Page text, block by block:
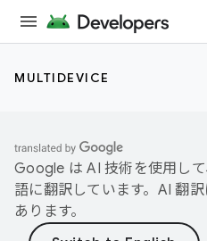
MULTIDEVICE
Google は AI 技術を使用し
語に翻訳しています。AI 翻
あります。